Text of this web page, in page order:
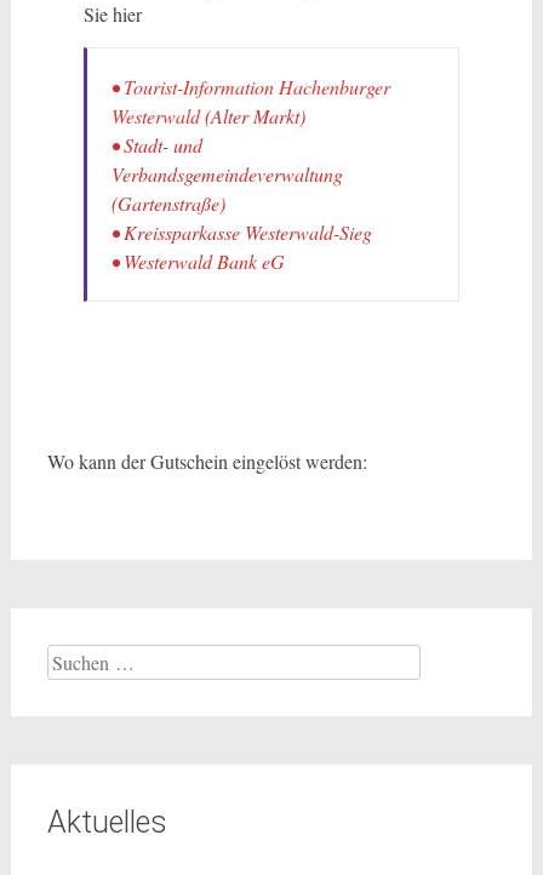
Sie hier
•Tourist-Information Hachenburger
Westerwald(Alter Markt)
• Stadt- und
Verbandsgemeindeverwaltung
(Gartenstraße)
• Kreissparkasse Westerwald-Sieg
• Westerwald Bank eG
Wo kann der Gutschein eingelöst werden:
Suchen
nach:
Aktuelles